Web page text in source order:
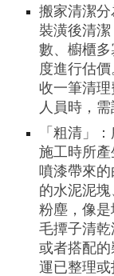
搬家清潔
裝潢後清
數、櫥櫃
度進行估
收一筆清
人員時，
「粗清」
施工時所
噴漆帶來
的水泥泥
粉塵，像
毛撢子清
或者搭配
運已整理或